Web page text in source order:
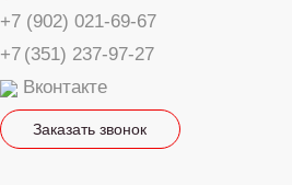
+7 (902) 021-69-67
+7 (351) 237-97-27
Вконтакте
Заказать звонок